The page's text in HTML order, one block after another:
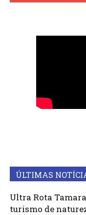
ÚLTIMAS
Ultra Rota
turismo de